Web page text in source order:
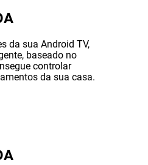
da sua Android TV,
baseado no
controlar
da sua casa.